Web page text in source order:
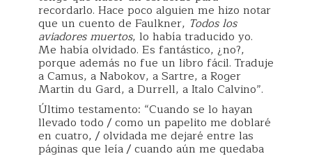
recordarlo. Hace poco alguien me hizo notar
que un cuento de Faulkner, Todos los
aviadores muertos, lo había traducido yo.
Me había olvidado. Es fantástico, ¿no?,
porque además no fue un libro fácil. Traduje
a Camus, a Nabokov, a Sartre, a Roger
Martin du Gard, a Durrell, a Italo Calvino”.
Último testamento: “Cuando se lo hayan
llevado todo / como un papelito me doblaré
en cuatro, / olvidada me dejaré entre las
páginas que leía / cuando aún me quedaba